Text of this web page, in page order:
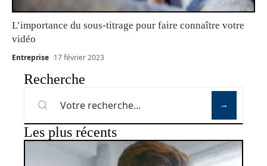
L’importance du sous-titrage pour faire connaître votre
vidéo
Entreprise 17 février 2023
Recherche
Les plus récents